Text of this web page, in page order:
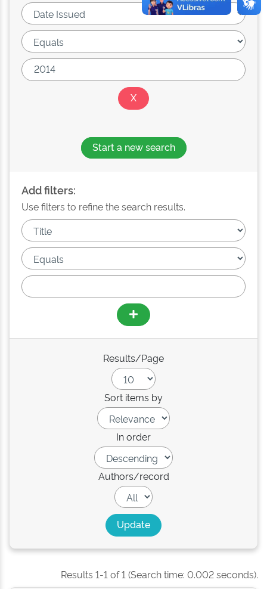
Start a new search
Add filters:
Use filters to refine the search results.
Results/Page
Sort items by
In order
Authors/record
Results 1-1 of 1 (Search time: 0.002 seconds).